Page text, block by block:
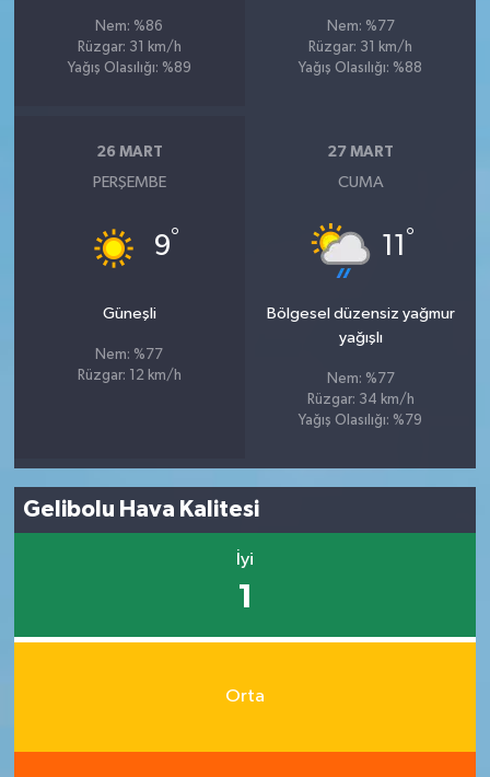
Nem: %86
Rüzgar: 31 km/h
Yağış Olasılığı: %89
Nem: %77
Rüzgar: 31 km/h
Yağış Olasılığı: %88
26 MART
PERŞEMBE
9°
Güneşli
Nem: %77
Rüzgar: 12 km/h
27 MART
CUMA
11 °
Bölgesel düzensiz yağmur
yağışlı
Nem: %77
Rüzgar: 34 km/h
Yağış Olasılığı: %79
Gelibolu Hava Kalitesi
İyi
1
Orta